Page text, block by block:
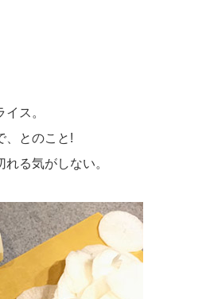
ス。
、とのこと!
れる気がしない。